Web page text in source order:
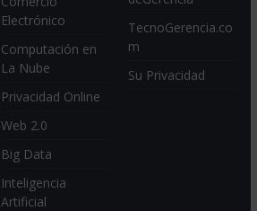
Electrónico
Computación en
La Nube
Privacidad Online
Web 2.0
Big Data
Inteligencia
Artificial
TecnoGerencia.co
m
Su Privacidad